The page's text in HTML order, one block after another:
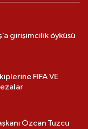
girişimcilik öyküsü
FIFA VE
Özcan Tuzcu